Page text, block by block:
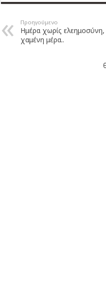
Προηγούμενο
Ημέρα χωρίς ελεημοσύνη,
χαμένη μέρα..